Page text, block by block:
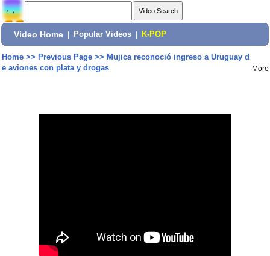
Video Home Popular Videos K-POP
Home>> Previous Page>> Mujica reconoció ingreso a Uruguay d
e aviones con plata y drogas
More